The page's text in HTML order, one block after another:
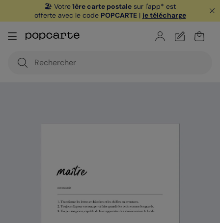
🏖️ Votre1ère carte postale sur l'app* est
offerte avec le code POPCARTE| je télécharge